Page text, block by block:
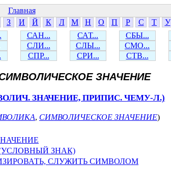
Главная
З И Й К Л М Н О П Р С Т У
САН... САТ... СБЫ...
СЛИ... СЛЫ... СМО...
СПР... СРИ... СТВ...
ЗНАЧЕНИЕ
ЗНАЧЕНИЕ, ПРИПИС. ЧЕМУ-Л.)
, СИМВОЛИЧЕСКОЕ ЗНАЧЕНИЕ)
ЗНАК)
СЛУЖИТЬ СИМВОЛОМ